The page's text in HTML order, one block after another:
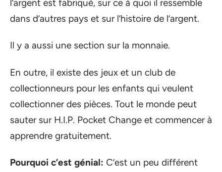
l’argent est fabriqué, sur ce à quoi il ressemble
dans d’autres pays et sur l’histoire de l’argent.
Il y a aussi une section sur la monnaie.
En outre, il existe des jeux et un club de
collectionneurs pour les enfants qui veulent
collectionner des pièces. Tout le monde peut
sauter sur H.I.P. Pocket Change et commencer à
apprendre gratuitement.
Pourquoi c’est génial: C’est un peu différent